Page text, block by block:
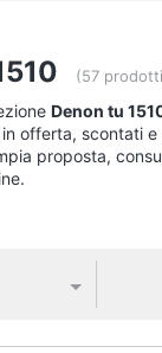
(57
Denon tu
offerta, scontati
proposta,